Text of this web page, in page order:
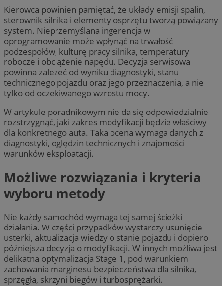
Kierowca powinien pamiętać, że układy emisji spalin,
sterownik silnika i elementy osprzętu tworzą powiązany
system. Nieprzemyślana ingerencja w
oprogramowanie może wpłynąć na trwałość
podzespołów, kulturę pracy silnika, temperatury
robocze i obciążenie napędu. Decyzja serwisowa
powinna zależeć od wyniku diagnostyki, stanu
technicznego pojazdu oraz jego przeznaczenia, a nie
tylko od oczekiwanego wzrostu mocy.
W artykule poradnikowym nie da się odpowiedzialnie
rozstrzygnąć, jaki zakres modyfikacji będzie właściwy
dla konkretnego auta. Taka ocena wymaga danych z
diagnostyki, oględzin technicznych i znajomości
warunków eksploatacji.
Możliwe rozwiązania i kryteria
wyboru metody
Nie każdy samochód wymaga tej samej ścieżki
działania. W części przypadków wystarczy usunięcie
usterki, aktualizacja wiedzy o stanie pojazdu i dopiero
późniejsza decyzja o modyfikacji. W innych możliwa jest
delikatna optymalizacja Stage 1, pod warunkiem
zachowania marginesu bezpieczeństwa dla silnika,
sprzęgła, skrzyni biegów i turbosprężarki.